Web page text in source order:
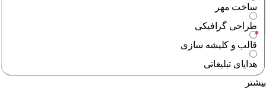
ساخت مهر
طراحی گرافیکی
قالب و کلیشه سازی
هدایای تبلیغاتی